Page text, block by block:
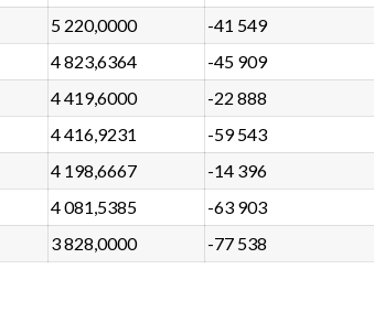
5 220,0000
-41 549
4 823,6364
-45 909
4 419,6000
-22 888
4 416,9231
-59 543
4 198,6667
-14 396
4 081,5385
-63 903
3 828,0000 -77 538